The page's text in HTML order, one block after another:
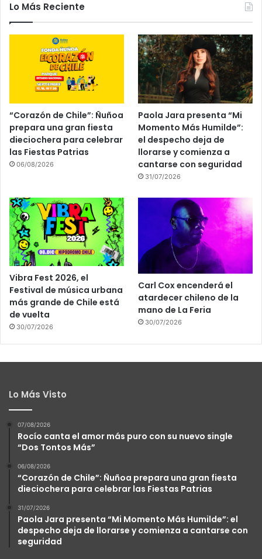
Lo Más Reciente
“Corazón de Chile”: Ñuñoa
prepara una gran fiesta
dieciochera para celebrar
las Fiestas Patrias
06/08/2026
Paola Jara presenta “Mi
Momento Más Humilde”:
el despecho deja de
llorarse y comienza a
cantarse con seguridad
31/07/2026
Vibra Fest 2026, el
Festival de música urbana
más grande de Chile está
de vuelta
30/07/2026
Carl Cox encenderá el
atardecer chileno de la
mano de La Feria
30/07/2026
Lo Más Visto
07/08/2026
Rocío canta el amor más puro con su nuevo single
“Dos Tontos Más”
06/08/2026
“Corazón de Chile”: Ñuñoa prepara una gran fiesta
dieciochera para celebrar las Fiestas Patrias
31/07/2026
Paola Jara presenta “Mi Momento Más Humilde”: el
despecho deja de llorarse y comienza a cantarse con
seguridad